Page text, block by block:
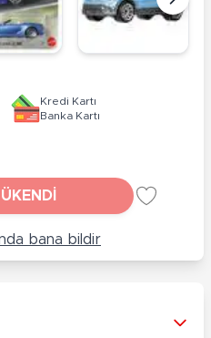
Kredi Kartı
Banka Kartı
bana bildir